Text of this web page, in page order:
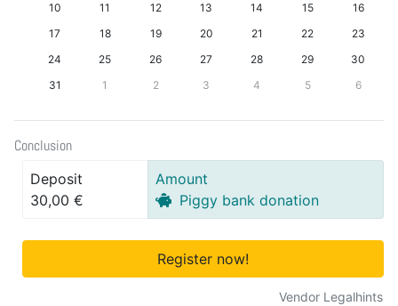
10
11 12 13 14 15
16
17
18 19 20 21 22
23
24
25 26 27 28 29
30
31
1 2 3 4 5 6
Conclusion
Deposit
30,00 €
Amount
Piggy bank donation
Register now!
Vendor Legalhints